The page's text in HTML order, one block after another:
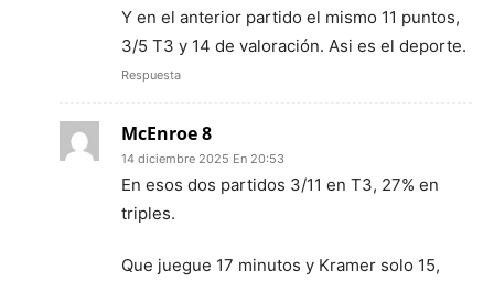
Y en el anterior partido el mismo 11 puntos,
3/5 T3 y 14 de valoración. Asi es el deporte.
Respuesta
McEnroe 8
14 diciembre 2025 En 20:53
En esos dos partidos 3/11 en T3, 27% en
triples.
Que juegue 17 minutos y Kramer solo 15,